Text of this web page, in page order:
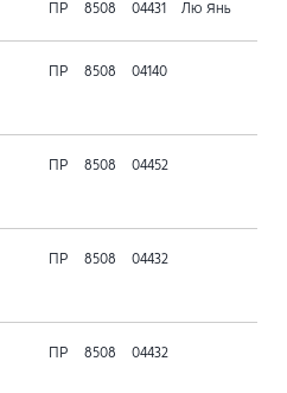
ПР 8508 04431 Лю Янь
ПР 8508 04140
ПР 8508 04452
ПР 8508 04432
ПР 8508 04432